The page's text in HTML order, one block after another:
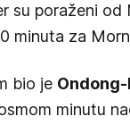
su poraženi od
minuta za
bio je Ondong-
minutu